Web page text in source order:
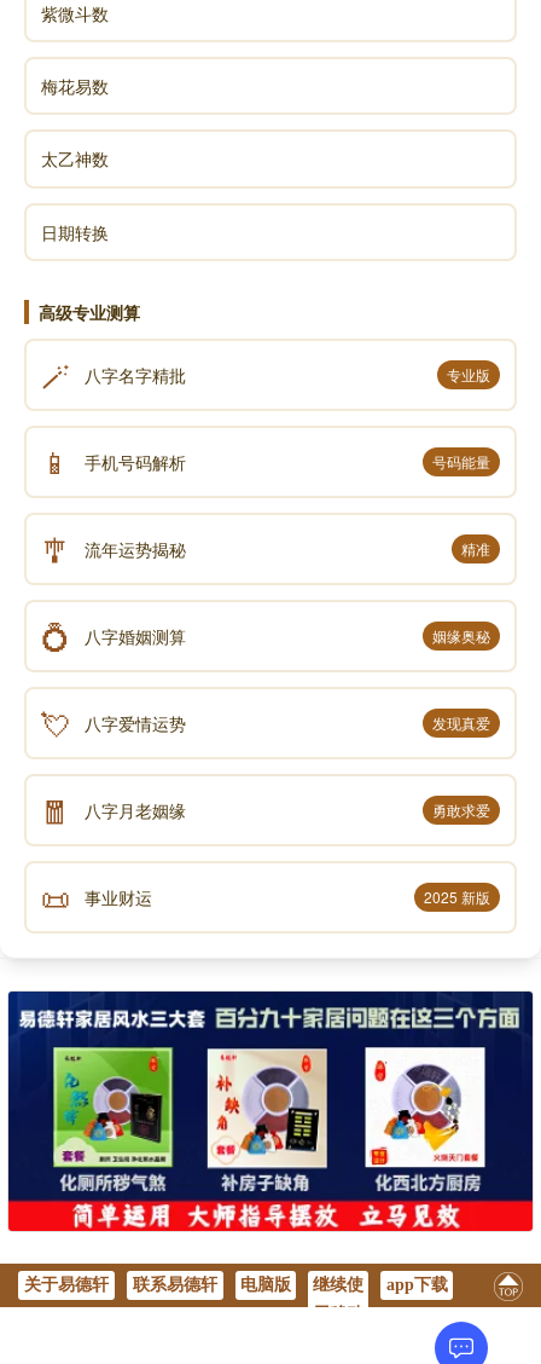
紫微斗数
梅花易数
太乙神数
日期转换
高级专业测算
🪄 八字名字精批 专业版
📱 手机号码解析 号码能量
🎐 流年运势揭秘 精准
💍 八字婚姻测算 姻缘奥秘
💘 八字爱情运势 发现真爱
🧧 八字月老姻缘 勇敢求爱
📜 事业财运 2025 新版
关于易德轩 联系易德轩 电脑版
继续使
app下载